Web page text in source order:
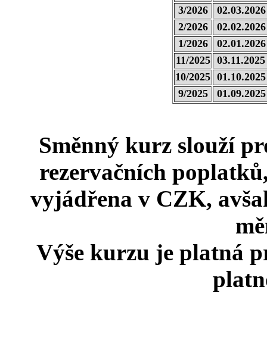
3/2026
02.03.2026
2/2026
02.02.2026
1/2026
02.01.2026
11/2025 03.11.2025
10/2025 01.10.2025
9/2025
01.09.2025
Směnný kurz slouží
rezervačních
vyjádřena v CZK,
Výše kurzu je platná